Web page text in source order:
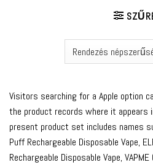
Visitors searching for a Apple option
the product records where it appears
present product set includes names
Puff Rechargeable Disposable Vape,
Rechargeable Disposable Vape,